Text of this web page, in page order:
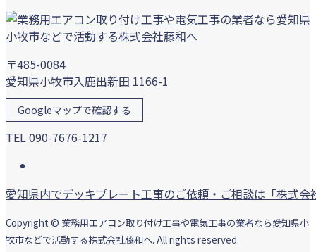
〒485-0084
愛知県小牧市入鹿出新田 1166-1
Googleマップで確認する
TEL 090-7676-1217
愛知県内でデッキプレート工事のご依頼・ご相談は「株式
Copyright © 業務用エアコン取り付け工事や電気工事の業者なら愛知県小
牧市などで活動する株式会社藤和へ. All rights reserved.